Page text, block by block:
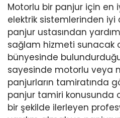
Motorlu bir panjur için en
elektrik sistemlerinden
panjur ustasından
sağlam hizmeti sunacak
bünyesinde
sayesinde motorlu veya
panjurların tamiratında
panjur tamiri konusunda
bir şekilde ilerleyen